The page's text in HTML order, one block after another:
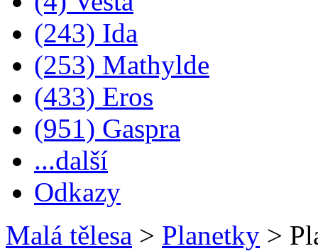
(243) Ida
(253) Mathylde
(433) Eros
(951) Gaspra
...další
Odkazy
Malá tělesa > Planetky >